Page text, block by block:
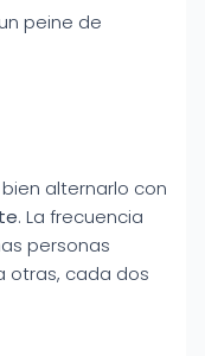
peine de
alternarlo con
. La frecuencia
personas
otras, cada dos